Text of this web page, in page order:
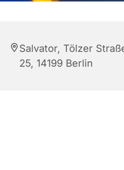
Salvator, Tölzer
25, 14199 Berlin